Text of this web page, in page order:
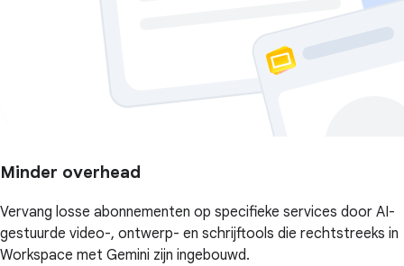
Minder overhead
Vervang losse abonnementen op specifieke services door AI-
gestuurde video-, ontwerp- en schrijftools die rechtstreeks in
Workspace met Gemini zijn ingebouwd.